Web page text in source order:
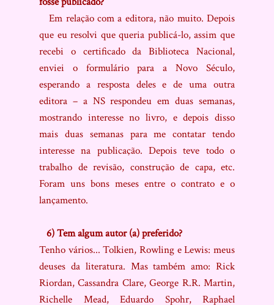
Em relação com a editora, não muito. Depois
que eu resolvi que queria publicá-lo, assim que
recebi o certificado da Biblioteca Nacional,
enviei o formulário para a Novo Século,
esperando a resposta deles e de uma outra
editora – a NS respondeu em duas semanas,
mostrando interesse no livro, e depois disso
mais duas semanas para me contatar tendo
interesse na publicação. Depois teve todo o
trabalho de revisão, construção de capa, etc.
Foram uns bons meses entre o contrato e o
lançamento.
6) Tem algum autor (a) preferido?
Tenho vários... Tolkien, Rowling e Lewis: meus
deuses da literatura. Mas também amo: Rick
Riordan, Cassandra Clare, George R.R. Martin,
Richelle Mead, Eduardo Spohr, Raphael